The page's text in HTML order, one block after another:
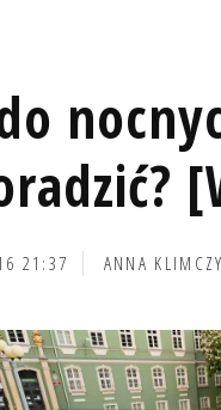
21:37 ANNA